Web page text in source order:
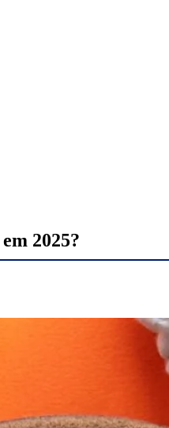
2025?